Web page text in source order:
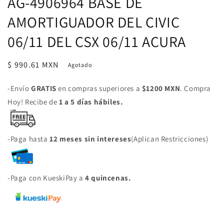
en
ventana
modal
AMORTIGUADOR DEL CIVIC
06/11 DEL CSX 06/11 ACURA
Precio
$ 990.61 MXN Agotado
-EnvíoGRATIS en compras superiores a $1200 MXN. Compra
Hoy! Recibe de 1 a 5 días hábiles.
-Paga hasta12 meses sin intereses(Aplican Restricciones)
-Paga con KueskiPay a4 quincenas.